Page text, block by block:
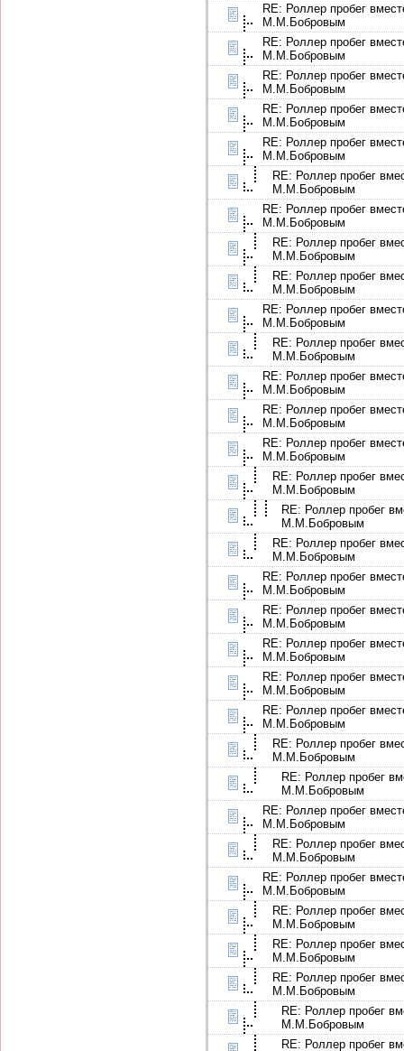
RE: Роллер пробег
М.М.Бобровым
RE: Роллер пробег
М.М.Бобровым
RE: Роллер пробег
М.М.Бобровым
RE: Роллер пробег
М.М.Бобровым
RE: Роллер пробег
М.М.Бобровым
RE: Роллер пробег
М.М.Бобровым
RE: Роллер пробег
М.М.Бобровым
RE: Роллер пробег
М.М.Бобровым
RE: Роллер пробег
М.М.Бобровым
RE: Роллер пробег
М.М.Бобровым
RE: Роллер пробег
М.М.Бобровым
RE: Роллер пробег
М.М.Бобровым
RE: Роллер пробег
М.М.Бобровым
RE: Роллер пробег
М.М.Бобровым
RE: Роллер пробег
М.М.Бобровым
RE: Роллер пробег
М.М.Бобровым
RE: Роллер пробег
М.М.Бобровым
RE: Роллер пробег
М.М.Бобровым
RE: Роллер пробег
М.М.Бобровым
RE: Роллер пробег
М.М.Бобровым
RE: Роллер пробег
М.М.Бобровым
RE: Роллер пробег
М.М.Бобровым
RE: Роллер пробег
М.М.Бобровым
RE: Роллер пробег
М.М.Бобровым
RE: Роллер пробег
М.М.Бобровым
RE: Роллер пробег
М.М.Бобровым
RE: Роллер пробег
М.М.Бобровым
RE: Роллер пробег
М.М.Бобровым
RE: Роллер пробег
М.М.Бобровым
RE: Роллер пробег
М.М.Бобровым
RE: Роллер пробег
М.М.Бобровым
RE: Роллер пробег